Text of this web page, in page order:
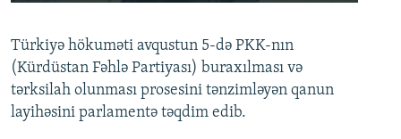
Auto 240p 360p 480p
720p 1080p
360p
480p
Türkiyə hökuməti avqustun 5-də PKK-nın
(Kürdüstan Fəhlə Partiyası) buraxılması və
tərksilah olunması prosesini tənzimləyən qanun
layihəsini parlamentə təqdim edib.